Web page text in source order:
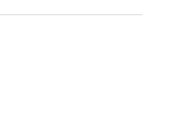
to Fantasy with